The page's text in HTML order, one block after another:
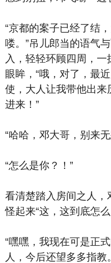
“京都的案子已经了结
喽。”吊儿郎当的语气
入，轻轻环顾四周，
眼眸，“哦，对了，最
使，大人让我带他出来
进来！”
“哈哈，邓大哥，别来
“怎么是你？！”
看清楚踏入房间之人
怪起来“这，这到底怎
“嘿嘿，我现在可是正
人，今后还望多多指